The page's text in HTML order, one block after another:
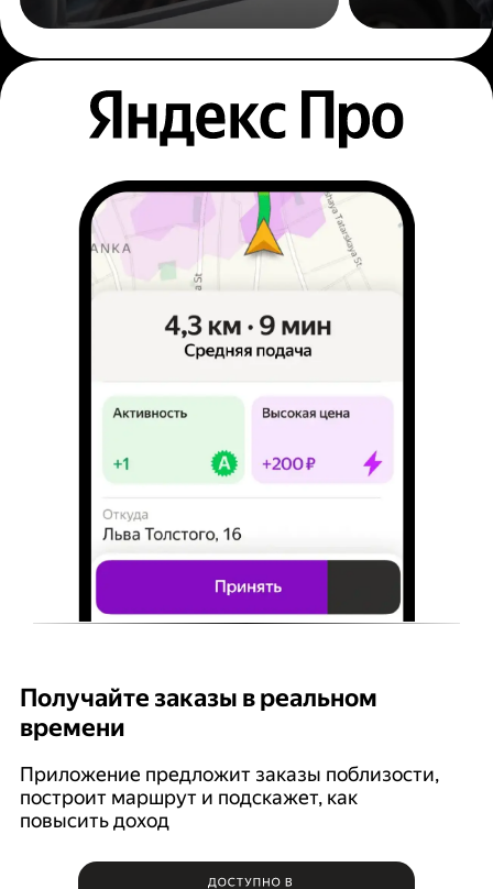
Получайте заказы в реальном
времени
Приложение предложит заказы поблизости,
построит маршрут и подскажет, как
повысить доход